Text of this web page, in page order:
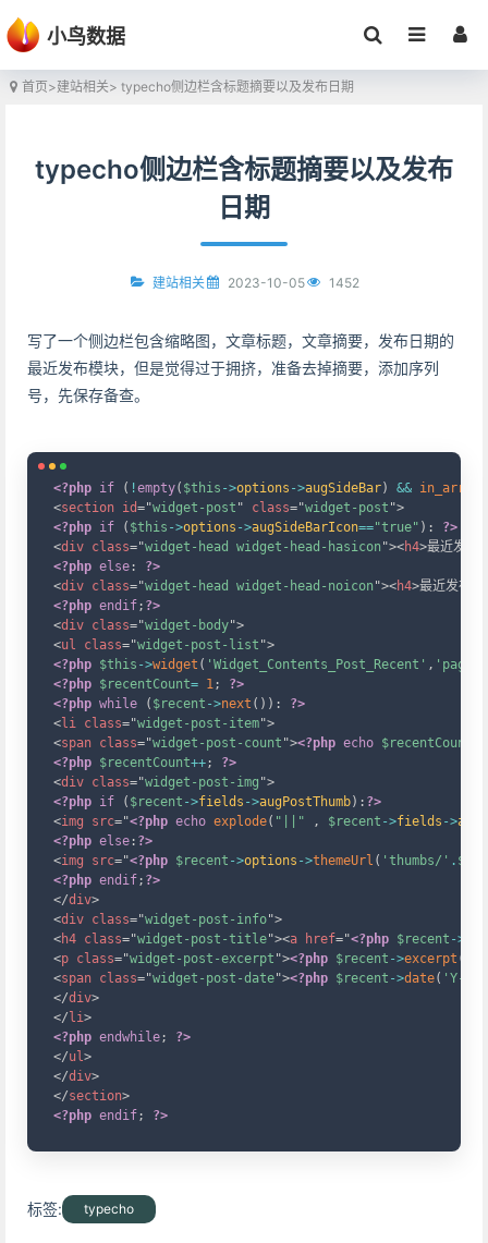
小鸟数据
首页>建站相关> typecho侧边栏含标题摘要以及发布日期
typecho侧边栏含标题摘要以及发布
日期
建站相关 2023-10-05 1452
写了一个侧边栏包含缩略图，文章标题，文章摘要，发布日期的
最近发布模块，但是觉得过于拥挤，准备去掉摘要，添加序列
号，先保存备查。
<?php if ( !empty( $this ->options ->augSideBar) && in_array
<section id="widget-post " class="widget-post ">
<?php if ( $this ->options ->augSideBarIcon=="true" ) :
?>
<div class="widget-head widget-head-hasicon "><h4>最近发布
<?php else :
?>
<div class="widget-head widget-head-noicon "><h4>最近发布
<?php endif; ?>
<div class="widget-body">
<ul class="widget-post-list ">
<?php $this ->widget ( 'Widget_Contents_Post_Recent' ,
<?php $recentCount= 1;
?>
<?php while ( $recent ->next ( ) ) :
?>
<li class="widget-post-item">
<span class="widget-post-count "><?php echo $recentCount
<?php $recentCount++;
?>
<div class="widget-post-img ">
<?php if ( $recent ->fields ->augPostThumb) : ?>
<img src="<?php echo explode( "||" , $recent ->fields ->
<?php else : ?>
<img src="<?php $recent ->options ->themeUrl ( 'thumbs/' .
<?php endif; ?>
</div>
<div class="widget-post-info">
<h4 class="widget-post-title"><a href="<?php $recent ->
<p class="widget-post-excerpt "><?php $recent ->excerpt (
<span class="widget-post-date"><?php $recent ->date( 'Y-m-
</div>
</ li>
<?php endwhile;
?>
</ul>
</div>
</section>
<?php endif; ?>
标签: typecho